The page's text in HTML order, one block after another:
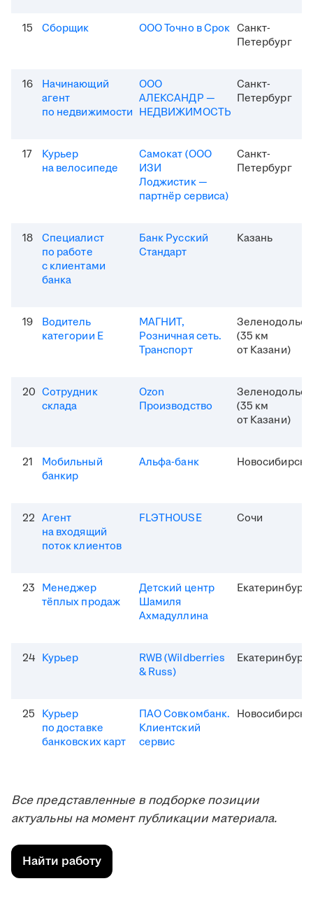
15 Сборщик ООО Точно в Срок Санкт-
Петербург
16
Начинающий
агент
по недвижимости
ООО
АЛЕКСАНДР —
НЕДВИЖИМОСТЬ
Санкт-
Петербург
17
Курьер
на велосипеде
Самокат (ООО
ИЗИ
Лоджистик —
партнёр сервиса)
Санкт-
Петербург
18
Специалист
по работе
с клиентами
банка
Банк Русский
Стандарт
Казань
19
Водитель
категории Е
МАГНИТ,
Розничная сеть.
Транспорт
Зеленодольск
(35 км
от Казани)
20 Сотрудник
склада
Ozon
Производство
Зеленодольск
(35 км
от Казани)
21
Мобильный
банкир
Альфа-банк Новосибирск
22 Агент
на входящий
поток клиентов
FLЭTHOUSE Сочи
23 Менеджер
тёплых продаж
Детский центр
Шамиля
Ахмадуллина
Екатеринбург
24 Курьер
RWB (Wildberries
& Russ)
Екатеринбург
25 Курьер
по доставке
банковских карт
ПАО Совкомбанк.
Клиентский
сервис
Новосибирск
Все представленные в подборке позиции
актуальны на момент публикации материала.
Найти работу